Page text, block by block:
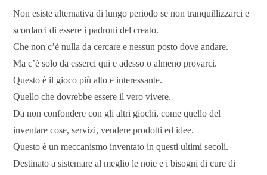
Non esiste alternativa di lungo periodo se non tranquillizzarci e
scordarci di essere i padroni del creato.
Che non c’è nulla da cercare e nessun posto dove andare.
Ma c’è solo da esserci qui e adesso o almeno provarci.
Questo è il gioco più alto e interessante.
Quello che dovrebbe essere il vero vivere.
Da non confondere con gli altri giochi, come quello del
inventare cose, servizi, vendere prodotti ed idee.
Questo è un meccanismo inventato in questi ultimi secoli.
Destinato a sistemare al meglio le noie e i bisogni di cure di